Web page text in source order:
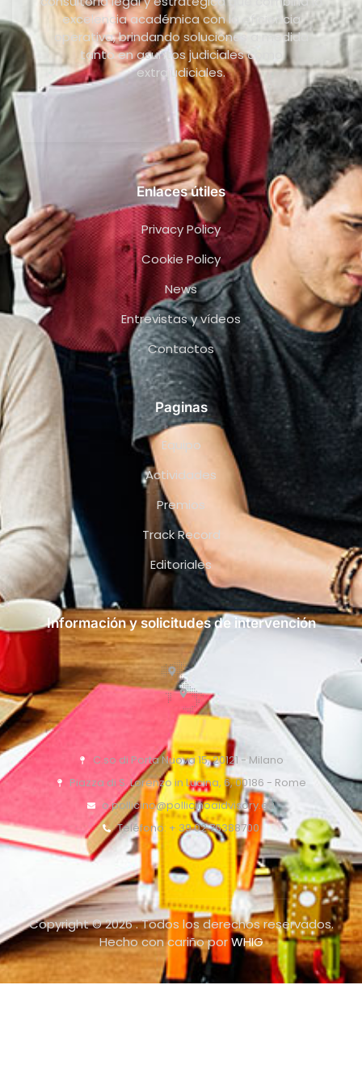
excelencia académica con la eficiencia
operativa, brindando soluciones a medida
tanto en asuntos judiciales como
extrajudiciales.
Enlaces útiles
Privacy Policy
Cookie Policy
News
Entrevistas y vídeos
Contactos
Paginas
Equipo
Actividades
Premios
Track Record
Editoriales
Información y solicitudes de intervención
C.so di Porta Nuova 15, 20121 - Milano
Piazza di S. Lorenzo in Lucina, 6, 00186 - Rome
o.pollicino@pollicinoaidvisory.eu
Teléfono: + 39 02 76388700
Copyright © 2026 . Todos los derechos reservados.
Hecho con cariño porWHIG